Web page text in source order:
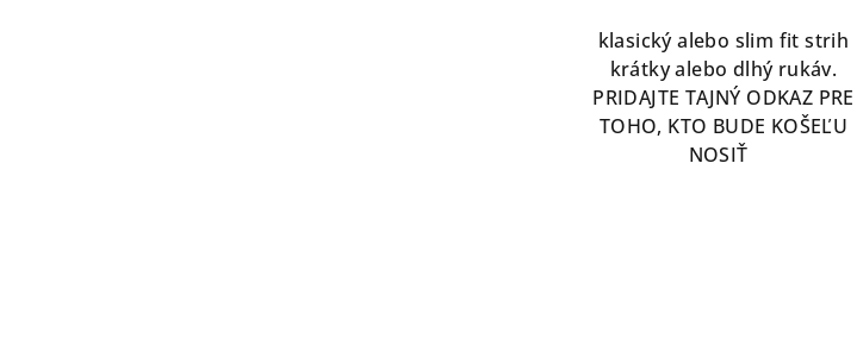
klasický alebo slim fit strih
krátky alebo dlhý rukáv.
PRIDAJTE TAJNÝ ODKAZ PRE
TOHO, KTO BUDE KOŠEĽU
NOSIŤ